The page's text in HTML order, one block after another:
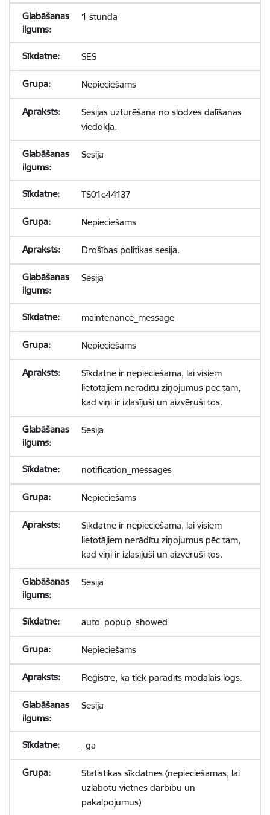
1 stunda
SES
Nepieciešams
Sesijas uzturēšana no slodzes dalīšanas
viedokļa.
Sesija
TS01c44137
Nepieciešams
Drošības politikas sesija.
Sesija
maintenance_message
Nepieciešams
Sīkdatne ir nepieciešama, lai visiem
lietotājiem nerādītu ziņojumus pēc tam,
kad viņi ir izlasījuši un aizvēruši tos.
Sesija
notification_messages
Nepieciešams
Sīkdatne ir nepieciešama, lai visiem
lietotājiem nerādītu ziņojumus pēc tam,
kad viņi ir izlasījuši un aizvēruši tos.
Sesija
auto_popup_showed
Nepieciešams
Reģistrē, ka tiek parādīts modālais logs.
Sesija
_ga
Statistikas sīkdatnes (nepieciešamas, lai
uzlabotu vietnes darbību un
pakalpojumus)